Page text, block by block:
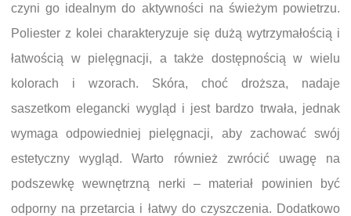
czyni go idealnym do aktywności na świeżym powietrzu.
Poliester z kolei charakteryzuje się dużą wytrzymałością i
łatwością w pielęgnacji, a także dostępnością w wielu
kolorach i wzorach. Skóra, choć droższa, nadaje
saszetkom elegancki wygląd i jest bardzo trwała, jednak
wymaga odpowiedniej pielęgnacji, aby zachować swój
estetyczny wygląd. Warto również zwrócić uwagę na
podszewkę wewnętrzną nerki – materiał powinien być
odporny na przetarcia i łatwy do czyszczenia. Dodatkowo